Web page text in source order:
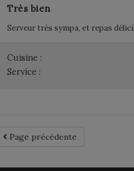
Très bien
Serveur très sympa, et repas
Cuisine :
Service :
Page précédente